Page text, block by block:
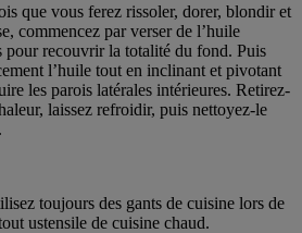
que vous ferez rissoler, dorer, blondir et
commencez par verser de l’huile
pour recouvrir la totalité du fond. Puis
l’huile tout en inclinant et pivotant
les parois latérales intérieures. Retirez-
laissez refroidir, puis nettoyez-le
toujours des gants de cuisine lors de
ustensile de cuisine chaud.